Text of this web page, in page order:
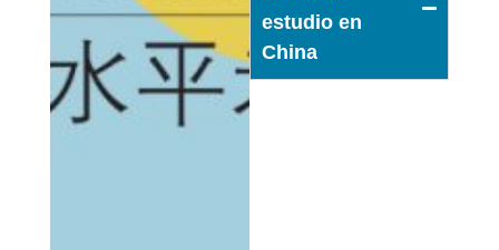
estudio en
China